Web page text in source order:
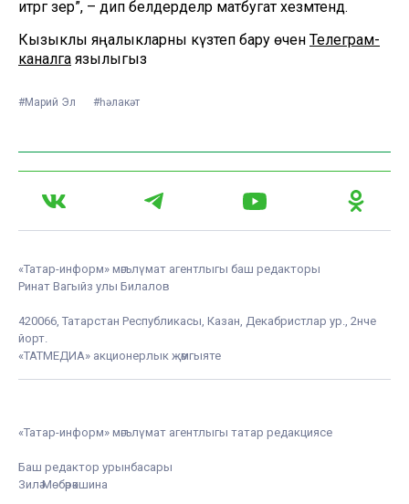
итәргә әзер”, – дип белдерделәр матбугат хезмәтендә.
Кызыклы яңалыкларны күзәтеп бару өчен Телеграм-
каналга язылыгыз
#Марий Эл #һәлакәт
«Татар-информ» мәгълүмат агентлыгы баш редакторы
Ринат Вагыйз улы Билалов
420066, Татарстан Республикасы, Казан, Декабристлар ур., 2нче
йорт.
«ТАТМЕДИА» акционерлык җәмгыяте
«Татар-информ» мәгълүмат агентлыгы татар редакциясе
Баш редактор урынбасары
Зилә Мөбәрәкшина